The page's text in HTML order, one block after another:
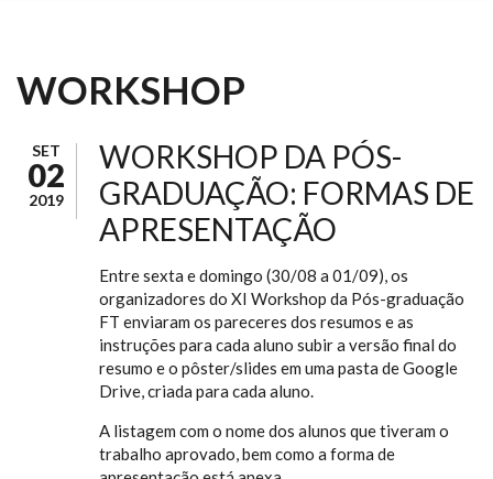
WORKSHOP
SET
02
2019
WORKSHOP DA PÓS-
GRADUAÇÃO: FORMAS DE
APRESENTAÇÃO
Entre sexta e domingo (30/08 a 01/09), os
organizadores do XI Workshop da Pós-graduação
FT enviaram os pareceres dos resumos e as
instruções para cada aluno subir a versão final do
resumo e o pôster/slides em uma pasta de Google
Drive, criada para cada aluno.
A listagem com o nome dos alunos que tiveram o
trabalho aprovado, bem como a forma de